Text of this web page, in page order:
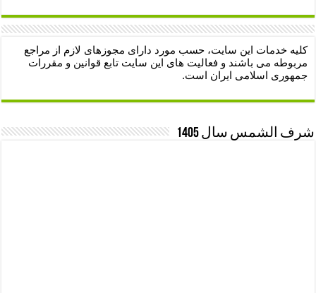
کلیه خدمات این سایت، حسب مورد دارای مجوزهای لازم از مراجع
مربوطه می باشند و فعالیت های این سایت تابع قوانین و مقررات
جمهوری اسلامی ایران است.
شرف الشمس سال 1405